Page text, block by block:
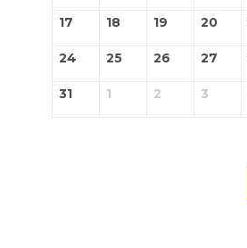
17 18 19 20
24 25 26 27
31 1 2 3